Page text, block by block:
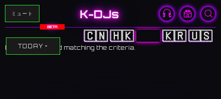
ミュート K-DJs
BETA
🇨🇳🇭🇰🇯🇵 🇰🇷🇺🇸
TODAY
No events found matching the criteria.